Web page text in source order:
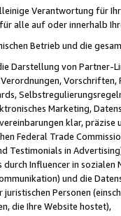
Verantwortung für
alle auf oder innerhalb
Betrieb und die
Darstellung von Partner-
Vorschriften,
Marketing,
klar,
Federal Trade
Testimonials in
durch Influencer in
und die
juristischen Personen
die Ihre Website hostet),